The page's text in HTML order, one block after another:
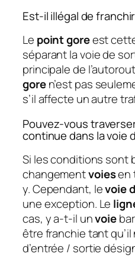
Est-il illégal de
Le point goreest
séparant la voie de
principale de
goren’est pas
s’il affecte un autre
Pouvez-vous
continue dans la voie
Si les conditions sont
changementvoiesen
y. Cependant, levoie
une exception. Le
cas, y a-t-il unvoie
être franchie tant qu’il
d’entrée / sortie